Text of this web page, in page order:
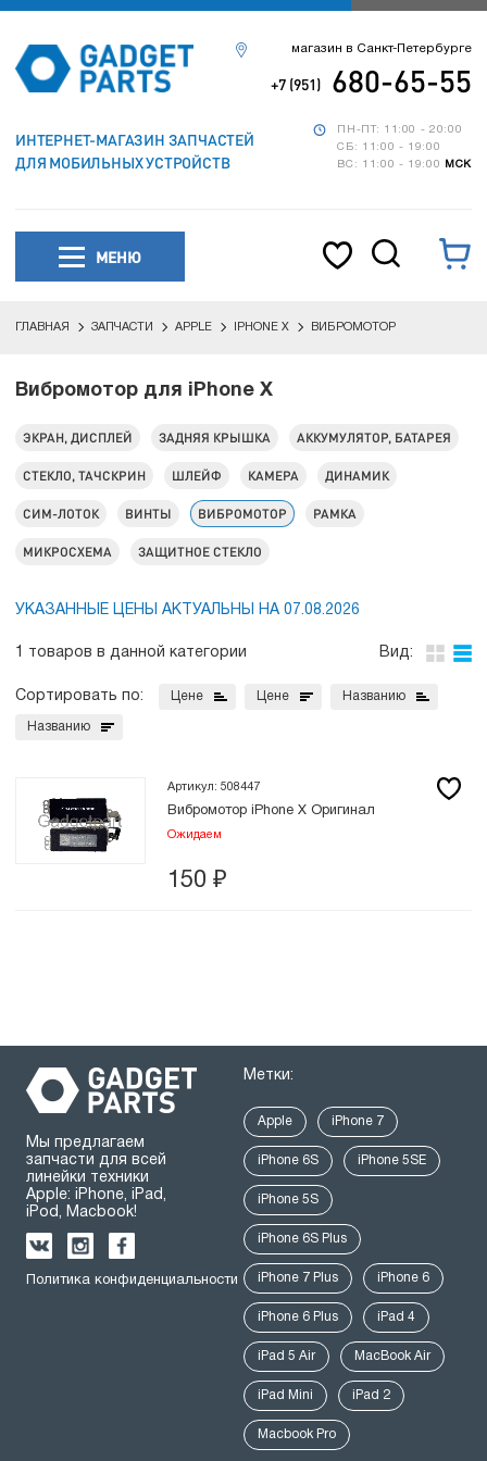
ИНТЕРНЕТ-МАГАЗИН ЗАПЧАСТЕЙ
ДЛЯ МОБИЛЬНЫХ УСТРОЙСТВ
ПН-ПТ: 11:00 - 20:00
СБ: 11:00 - 19:00
ВС: 11:00 - 19:00
МСК
магазин в Санкт-Петербурге
+7 (951) 680-65-55
МЕНЮ
ГЛАВНАЯ ЗАПЧАСТИ APPLE IPHONE X ВИБРОМОТОР
Вибромотор для iPhone X
ЭКРАН, ДИСПЛЕЙ ЗАДНЯЯ КРЫШКА АККУМУЛЯТОР, БАТАРЕЯ
СТЕКЛО, ТАЧСКРИН ШЛЕЙФ КАМЕРА ДИНАМИК
СИМ-ЛОТОК ВИНТЫ ВИБРОМОТОР РАМКА
МИКРОСХЕМА ЗАЩИТНОЕ СТЕКЛО
УКАЗАННЫЕ ЦЕНЫ АКТУАЛЬНЫ НА 07.08.2026
1 товаров в данной категории Вид:
Сортировать по: Цене Цене Названию
Названию
Артикул: 508447
Вибромотор iPhone X Оригинал
Ожидаем
150 ₽
Мы предлагаем
запчасти для всей
линейки техники
Apple: iPhone, iPad,
iPod, Macbook!
Политика конфиденциальности
Метки:
Apple iPhone 7
iPhone 6S iPhone 5SE
iPhone 5S
iPhone 6S Plus
iPhone 7 Plus iPhone 6
iPhone 6 Plus iPad 4
iPad 5 Air MacBook Air
iPad Mini iPad 2
Macbook Pro